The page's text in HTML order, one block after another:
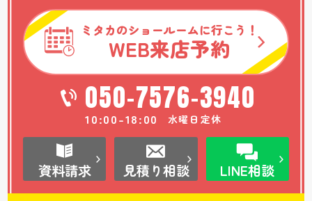
ミタカのショールームに行こう！
WEB来店予約
050-7576-3940
10:00-18:00 水曜日定休
資料請求 見積り相談 LINE相談